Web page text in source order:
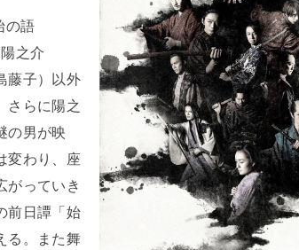
の語
之介
藤子）以外
さらに陽之
の男が映
変わり、座
がっていき
前日譚「始
る。また舞